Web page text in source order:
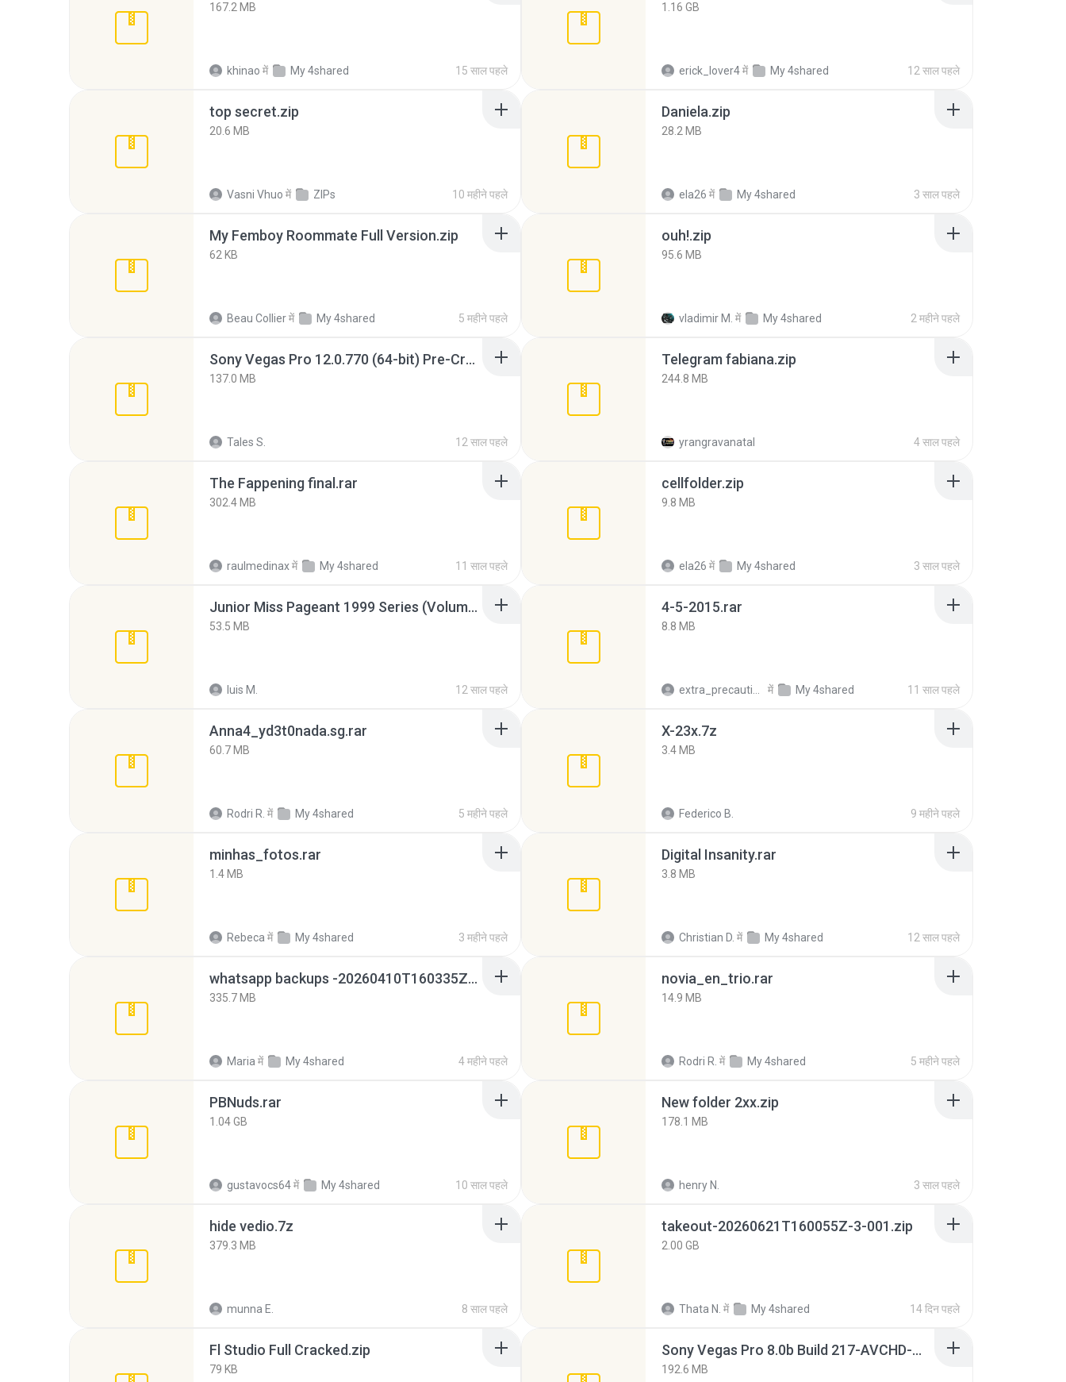
167.2 MB
khinao में My 4shared 15 साल पहले
1.16 GB
erick_lover4में My 4shared 12 साल पहले
top secret.zip
20.6 MB
Vasni Vhuo में ZIPs 10 महीने पहले
Daniela.zip
28.2 MB
ela26 में My 4shared 3 साल पहले
My Femboy Roommate Full Version.zip
62 KB
Beau Collierमें My 4shared 5 महीने पहले
ouh!.zip
95.6 MB
vladimir M. में My 4shared 2 महीने पहले
Sony Vegas Pro 12.0.770 (64-bit) Pre-Cracked.zip
137.0 MB
Tales S. 12 साल पहले
Telegram fabiana.zip
244.8 MB
yrangravanatal 4 साल पहले
The Fappening final.rar
302.4 MB
raulmedinaxमें My 4shared 11 साल पहले
cellfolder.zip
9.8 MB
ela26 में My 4shared 3 साल पहले
Junior Miss Pageant 1999 Series (Volume I Part I NC 6).7z
53.5 MB
luis M. 12 साल पहले
4-5-2015.rar
8.8 MB
में My 4shared 11 साल पहले
Anna4_yd3t0nada.sg.rar
60.7 MB
Rodri R. में My 4shared 5 महीने पहले
X-23x.7z
3.4 MB
Federico B. 9 महीने पहले
minhas_fotos.rar
1.4 MB
Rebeca में My 4shared 3 महीने पहले
Digital Insanity.rar
3.8 MB
Christian D. में My 4shared 12 साल पहले
whatsapp backups -20260410T160335Z-3-001.zip
335.7 MB
Maria में My 4shared 4 महीने पहले
novia_en_trio.rar
14.9 MB
Rodri R. में My 4shared 5 महीने पहले
PBNuds.rar
1.04 GB
gustavocs64में My 4shared 10 साल पहले
New folder 2xx.zip
178.1 MB
henry N. 3 साल पहले
hide vedio.7z
379.3 MB
munna E. 8 साल पहले
takeout-20260621T160055Z-3-001.zip
2.00 GB
Thata N. में My 4shared 14 दिन पहले
Fl Studio Full Cracked.zip
79 KB
Sony Vegas Pro 8.0b Build 217-AVCHD-MPG-AC3 FIXED.7z
192.6 MB